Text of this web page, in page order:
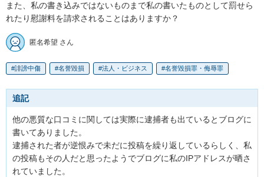
また、私の書き込みではないものまで私の書いたものとして罰せら
れたり慰謝料を請求されることはありますか？
匿名希望 さん
誹謗中傷 名誉毀損 法人・ビジネス 名誉毀損罪・侮辱罪
追記
他の悪質な口コミに関しては実際に逮捕者も出ているとブログに
書いてありました。
逮捕された者が逆恨みで未だに投稿を繰り返しているらしく、私
の投稿もその人だと思ったようでブログに私のIPアドレスが晒さ
れていました。